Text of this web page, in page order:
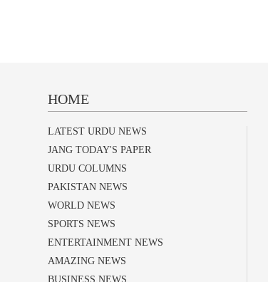
HOME
LATEST URDU NEWS
JANG TODAY'S PAPER
URDU COLUMNS
PAKISTAN NEWS
WORLD NEWS
SPORTS NEWS
ENTERTAINMENT NEWS
AMAZING NEWS
BUSINESS NEWS